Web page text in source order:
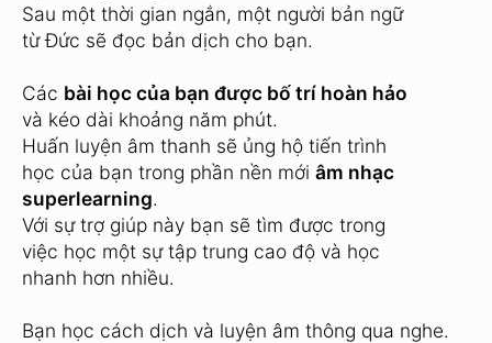
Sau một thời gian ngắn, một người bản ngữ
từ Đức sẽ đọc bản dịch cho bạn.
Các bài học của bạn được bố trí hoàn hảo
và kéo dài khoảng năm phút.
Huấn luyện âm thanh sẽ ủng hộ tiến trình
học của bạn trong phần nền mới âm nhạc
superlearning.
Với sự trợ giúp này bạn sẽ tìm được trong
việc học một sự tập trung cao độ và học
nhanh hơn nhiều.
Bạn học cách dịch và luyện âm thông qua nghe.